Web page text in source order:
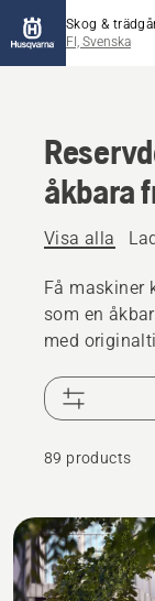
Skog &
FI, Svenska
åkbara
Visa alla
Få maskiner
som en
med
89 products
Alla
produkter